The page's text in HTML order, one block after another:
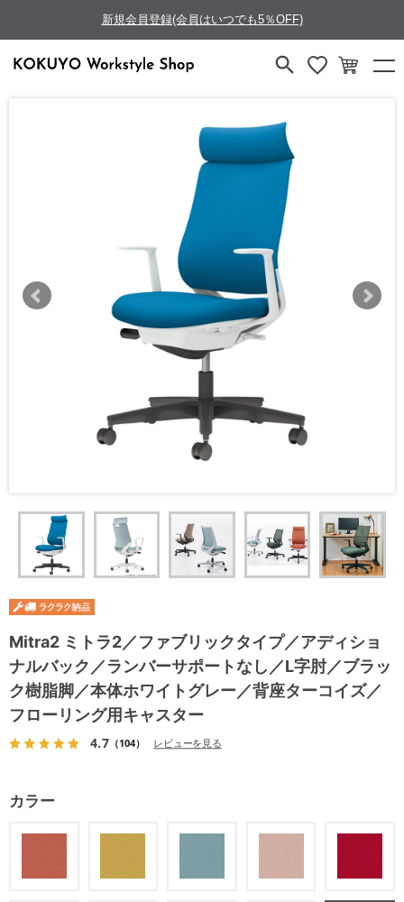
新規会員登録(会員はいつでも5％OFF)
Mitra2 ミトラ2／ファブリックタイプ／アディショ
ナルバック／ランバーサポートなし／L字肘／ブラッ
ク樹脂脚／本体ホワイトグレー／背座ターコイズ／
フローリング用キャスター
4.7（104） レビューを見る
カラー